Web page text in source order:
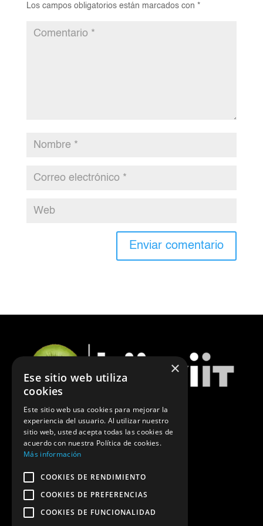
Los campos obligatorios están marcados con *
ÚLTIMAS NOTICIAS DE MARKETING
POLÍTICA DE PRIVACIDAD
×
Ese sitio web utiliza
cookies
Este sitio web usa cookies para mejorar la
experiencia del usuario. Al utilizar nuestro
sitio web, usted acepta todas las cookies de
acuerdo con nuestra Política de cookies.
Más información
COOKIES DE RENDIMIENTO
COOKIES DE PREFERENCIAS
COOKIES DE FUNCIONALIDAD